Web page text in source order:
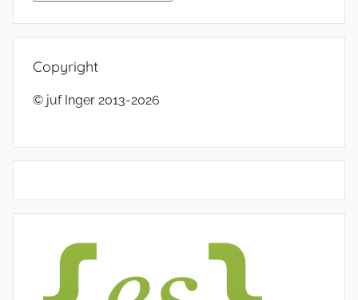
Copyright
© juf Inger 2013-2026